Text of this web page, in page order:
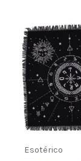
Esotérico